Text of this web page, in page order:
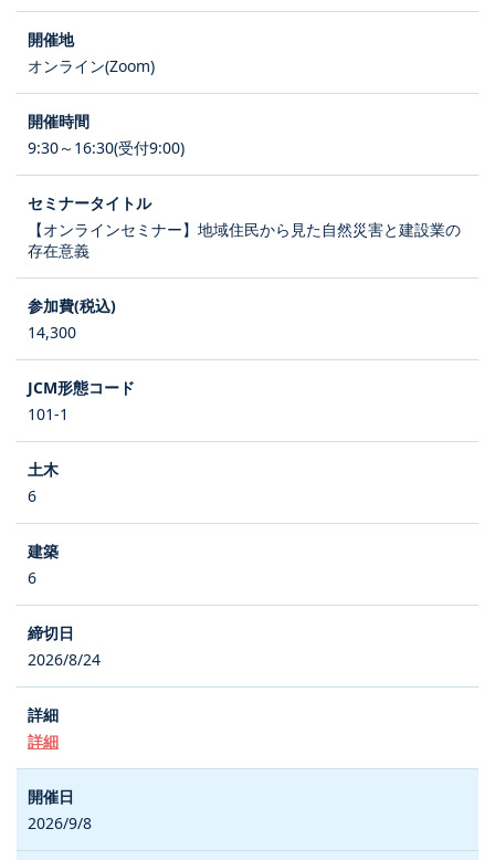
オンライン(Zoom)
9:30～16:30(受付9:00)
【オンラインセミナー】地域住民から見た自然災害と建設業の
存在意義
14,300
101-1
6
6
2026/8/24
詳細
2026/9/8